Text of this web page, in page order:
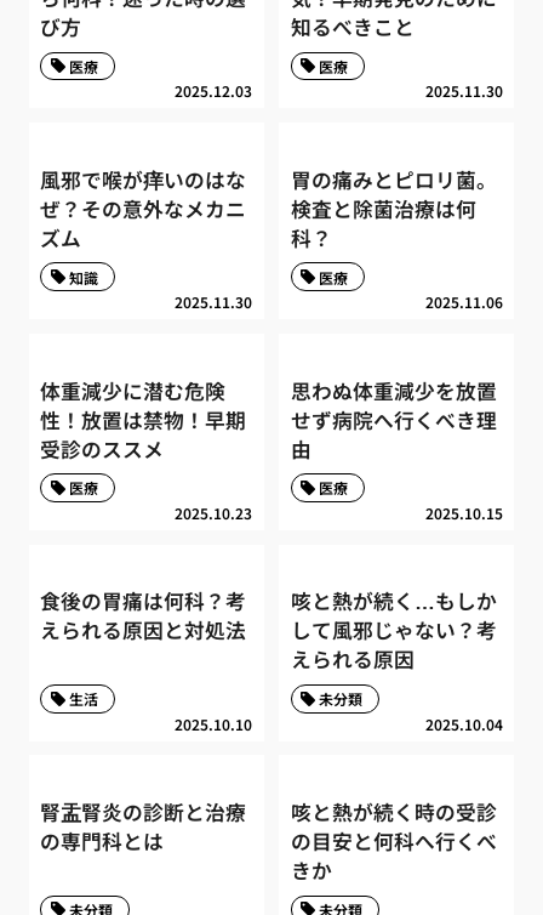
び方
2025.12.03
医療
知るべきこと
2025.11.30
医療
風邪で喉が痒いのはな
ぜ？その意外なメカニ
ズム
2025.11.30
知識
胃の痛みとピロリ菌。
検査と除菌治療は何
科？
2025.11.06
医療
体重減少に潜む危険
性！放置は禁物！早期
受診のススメ
2025.10.23
医療
思わぬ体重減少を放置
せず病院へ行くべき理
由
2025.10.15
医療
食後の胃痛は何科？考
えられる原因と対処法
2025.10.10
生活
咳と熱が続く…もしか
して風邪じゃない？考
えられる原因
2025.10.04
未分類
腎盂腎炎の診断と治療
の専門科とは
未分類
咳と熱が続く時の受診
の目安と何科へ行くべ
きか
未分類